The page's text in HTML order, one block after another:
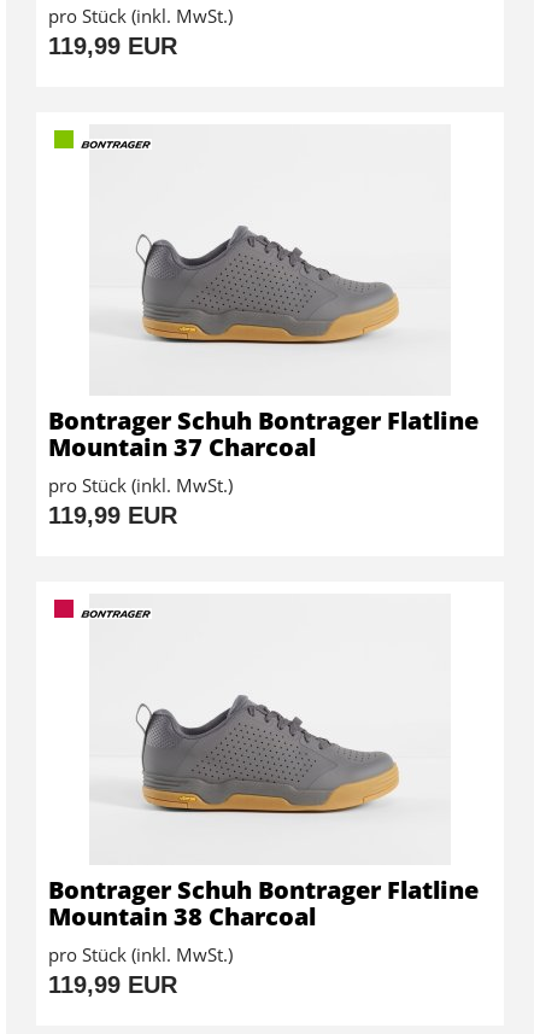
pro Stück (inkl. MwSt.)
119,99 EUR
Bontrager Schuh Bontrager Flatline
Mountain 37 Charcoal
pro Stück (inkl. MwSt.)
119,99 EUR
Bontrager Schuh Bontrager Flatline
Mountain 38 Charcoal
pro Stück (inkl. MwSt.)
119,99 EUR